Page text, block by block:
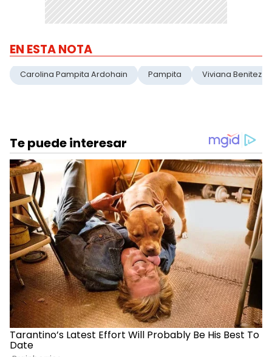
EN ESTA NOTA
Carolina Pampita Ardohain Pampita Viviana Benitez